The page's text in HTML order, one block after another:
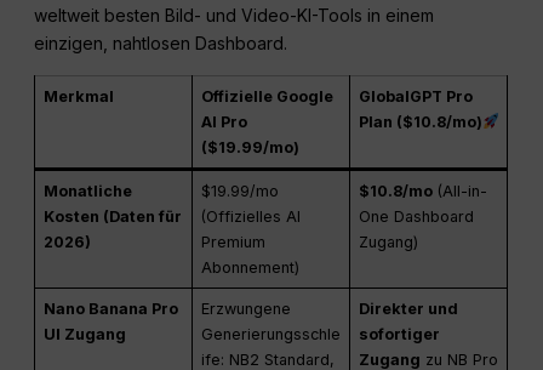
weltweit besten Bild- und Video-KI-Tools in einem
einzigen, nahtlosen Dashboard.
Merkmal
Offizielle Google
AI Pro
($19.99/mo)
GlobalGPT Pro
Plan ($10.8/mo)
Monatliche
Kosten (Daten für
2026)
$19.99/mo
(Offizielles AI
Premium
Abonnement)
$10.8/mo(All-in-
One Dashboard
Zugang)
Nano Banana Pro
UI Zugang
Erzwungene
Generierungsschle
ife: NB2 Standard,
Direkter und
sofortiger
Zugang zu NB Pro